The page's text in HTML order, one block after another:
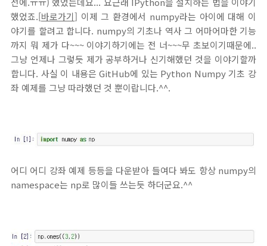
했었죠.[바로가기] 이제 그 환경에서 numpy라는 아이에 대해 이
야기를 할려고 합니다. numpy의 기초나 역사 그 어마어마한 기능
까지 뭐 제가 다~~~ 이야기하기에는 전 너~~~무 초보이기때문에..
그냥 언제나 그렇듯 제가 공부하거나 신기해했던 것을 이야기할까
합니다. 사실 이 내용은 GitHub에 있는 Python Numpy 기초 강
좌 예제를 그냥 따라했던 것 뿐이랍니다.^^.
어디 어디 강좌 예제 등등을 다운받아 들여다 봐도 항상 numpy의
namespace는 np로 많이들 쓰는듯 하더군요.^^